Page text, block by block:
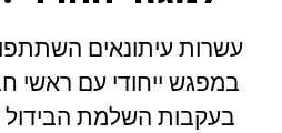
עשרות עיתונאים
במפגש ייחודי עם ראשי
בעקבות השלמת